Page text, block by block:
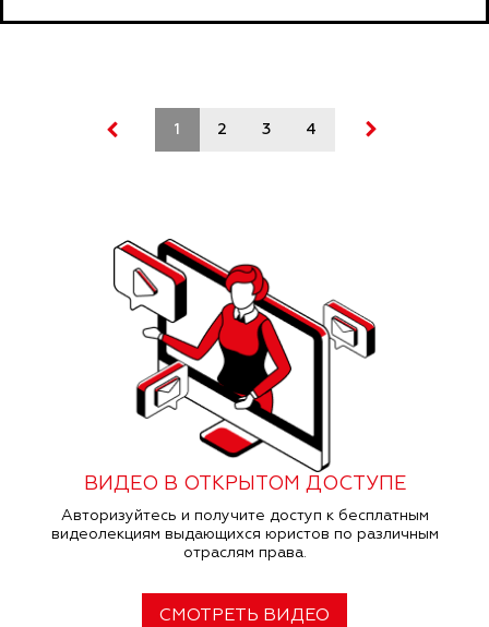
1 2 3 4
ВИДЕО В ОТКРЫТОМ ДОСТУПЕ
Авторизуйтесь и получите доступ к бесплатным
видеолекциям выдающихся юристов по различным
отраслям права.
СМОТРЕТЬ ВИДЕО